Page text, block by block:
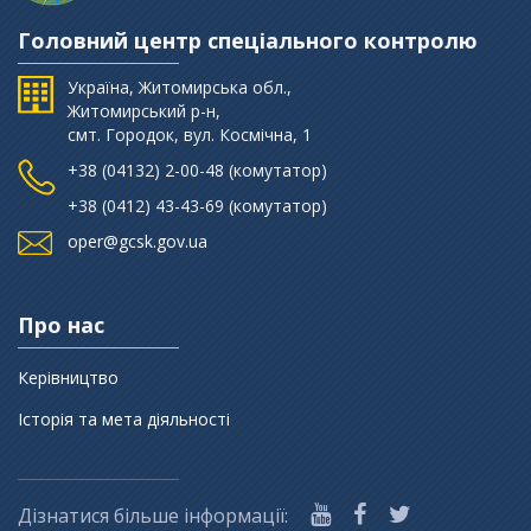
Головний центр спеціального контролю
Україна, Житомирська обл.,
Житомирський р-н,
смт. Городок, вул. Космічна, 1
+38 (‎04132) 2-00-48 (комутатор)
+38 (0412) 43-43-69 (комутатор)
oper@gcsk.gov.ua
Про нас
Керівництво
Історія та мета діяльності
Дізнатися більше інформації: